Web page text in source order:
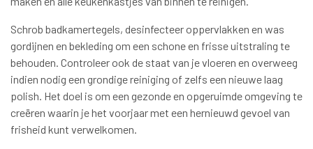
Schrob badkamertegels, desinfecteer oppervlakken en was
gordijnen en bekleding om een schone en frisse uitstraling te
behouden. Controleer ook de staat van je vloeren en overweeg
indien nodig een grondige reiniging of zelfs een nieuwe laag
polish. Het doel is om een gezonde en opgeruimde omgeving te
creëren waarin je het voorjaar met een hernieuwd gevoel van
frisheid kunt verwelkomen.